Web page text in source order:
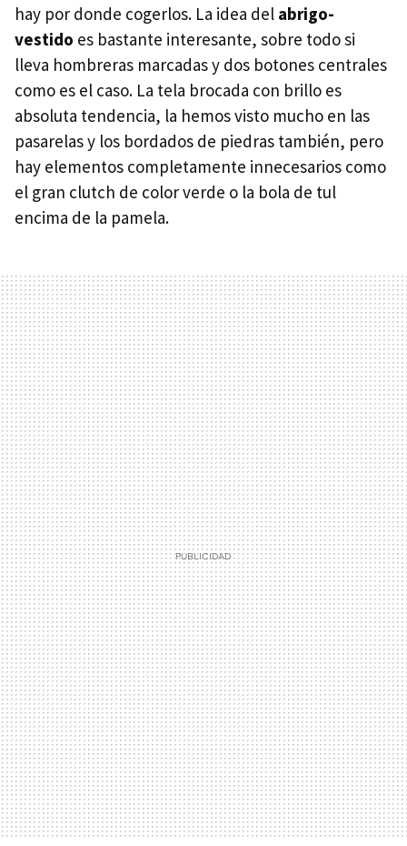
hay por donde cogerlos. La idea del abrigo-
vestido es bastante interesante, sobre todo si
lleva hombreras marcadas y dos botones centrales
como es el caso. La tela brocada con brillo es
absoluta tendencia, la hemos visto mucho en las
pasarelas y los bordados de piedras también, pero
hay elementos completamente innecesarios como
el gran clutch de color verde o la bola de tul
encima de la pamela.